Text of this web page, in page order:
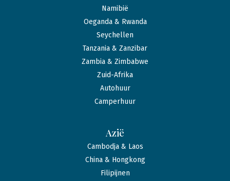
Namibië
Oeganda & Rwanda
Seychellen
Tanzania & Zanzibar
Zambia & Zimbabwe
Zuid-Afrika
Autohuur
Camperhuur
Azië
Cambodja & Laos
China & Hongkong
Filipijnen